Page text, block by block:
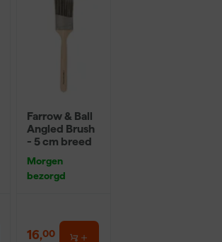
Farrow & Ball
Angled Brush
- 5 cm breed
Morgen
bezorgd
16,00